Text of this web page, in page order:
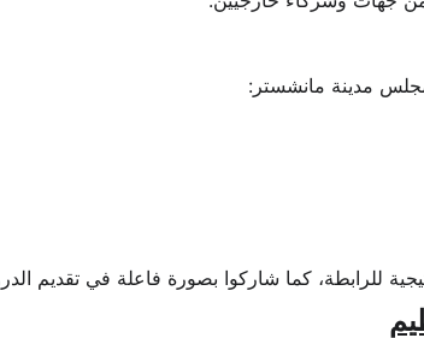
مدينة مانشستر:
للرابطة، كما شاركوا بصورة فاعلة في تقديم